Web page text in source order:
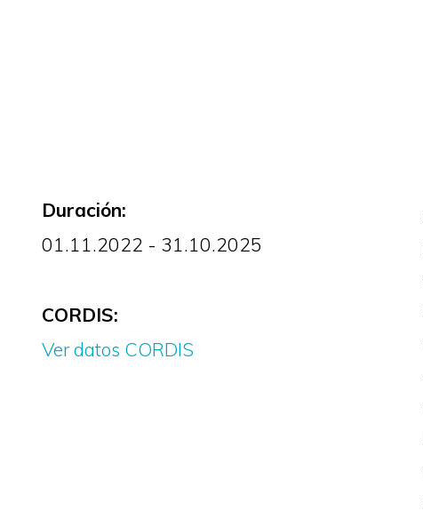
Duración:
01.11.2022 - 31.10.2025
CORDIS:
Ver datos CORDIS